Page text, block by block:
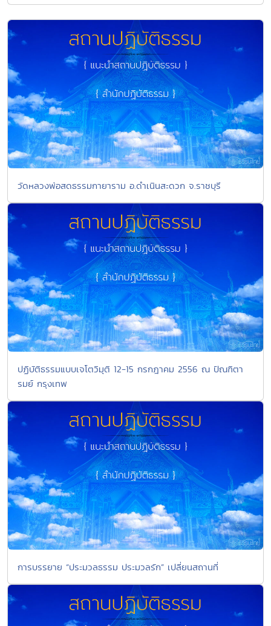
วัดหลวงพ่อสดธรรมกายาราม อ.ดำเนินสะดวก จ.ราชบุรี
ปฏิบัติธรรมแบบเจโตวิมุติ 12-15 กรกฎาคม 2556 ณ ปัณฑิตา
รมย์ กรุงเทพ
การบรรยาย “ประมวลธรรม ประมวลรัก” เปลี่ยนสถานที่